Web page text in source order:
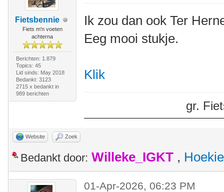
Fietsbennie
Fiets m'n voeten
achterna
Berichten: 1.879
Topics: 45
Lid sinds: May 2018
Bedankt: 3123
2715 x bedankt in
989 berichten
Ik zou dan ook Ter
Eeg mooi stukje.
Klik
gr.
Website Zoek
Bedankt door: Willeke_IGKT , Hoekie
01-Apr-2026, 06:23 PM